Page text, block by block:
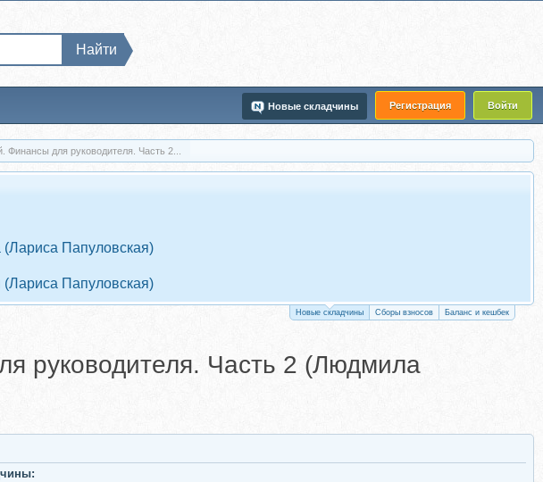
Регистрация Войти
Новые складчины
Найти
Финансы для руководителя. Часть 2...
Папуловская)
Папуловская)
Новые складчины Сборы взносов Баланс и кешбек
руководителя. Часть 2 (Людмила